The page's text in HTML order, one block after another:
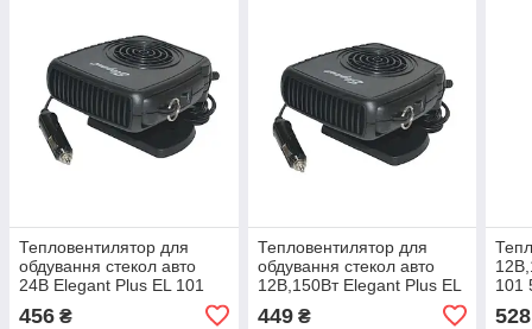
Тепловентилятор для
обдування стекол авто
24В Elegant Plus EL 101
456 ₴
Тепловентилятор для
обдування стекол авто
12В,150Вт Elegant Plus EL
449₴
101
528